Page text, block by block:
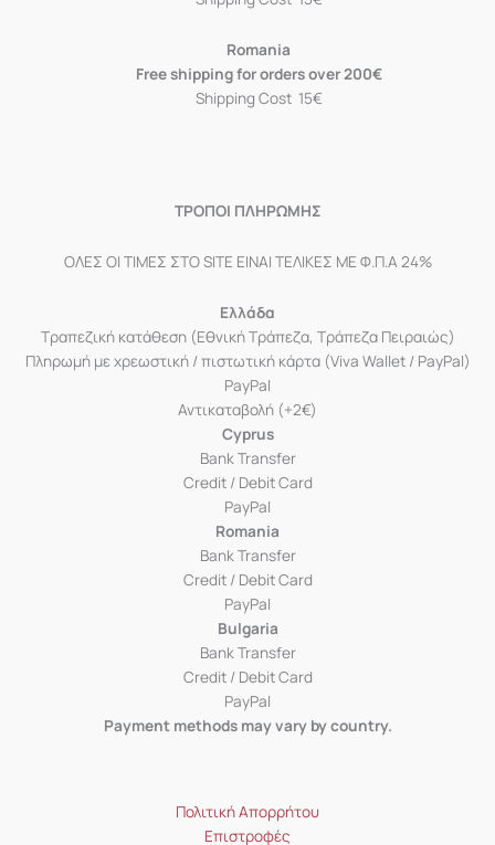
Romania
Free shipping for orders over 200€
Shipping Cost 15€
ΤΡΟΠΟΙ ΠΛΗΡΩΜΗΣ
ΟΛΕΣ ΟΙ ΤΙΜΕΣ ΣΤΟ SITE ΕΙΝΑΙ ΤΕΛΙΚΕΣ ΜΕ Φ.Π.Α 24%
Ελλάδα
Τραπεζική κατάθεση (Εθνική Τράπεζα, Τράπεζα Πειραιώς)
Πληρωμή με χρεωστική / πιστωτική κάρτα (Viva Wallet / PayPal)
PayPal
Αντικαταβολή (+2€)
Cyprus
Bank Transfer
Credit / Debit Card
PayPal
Romania
Bank Transfer
Credit / Debit Card
PayPal
Bulgaria
Bank Transfer
Credit / Debit Card
PayPal
Payment methods may vary by country.
Πολιτική Απορρήτου
Επιστροφές